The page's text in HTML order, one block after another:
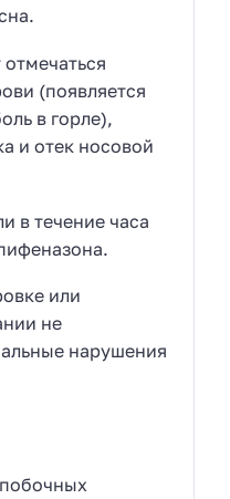
(появляется
в горле),
и отек носовой
в течение часа
или
не
нарушения